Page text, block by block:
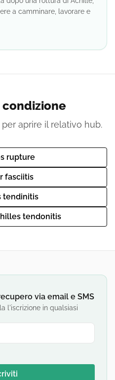
a camminare, lavorare e
aprire il relativo hub.
rupture
fasciitis
tendinitis
tendonitis
via email e SMS
l'iscrizione in qualsiasi